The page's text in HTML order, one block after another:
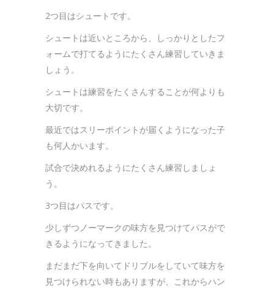
2つ目はシュートです。
シュートは近いところから、しっかりとしたフ
ォームで打てるようにたくさん練習していきま
しょう。
シュートは練習をたくさんすることが何よりも
大切です。
最近ではスリーポイントが届くようになった子
も何人かいます。
試合で決めれるようにたくさん練習しましょ
う。
3つ目はパスです。
少しずつノーマークの味方を見つけてパスがで
きるようになってきました。
まだまだ下を向いてドリブルをしていて味方を
見つけられない時もありますが、これからハン